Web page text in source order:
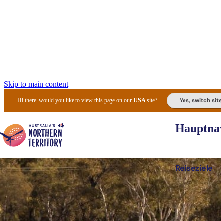
Skip to main content
Hi there, would you like to view this page on ourUSA site? Yes, switch
Reiseziele